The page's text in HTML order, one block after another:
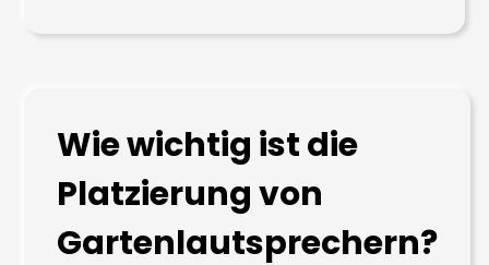
Wie wichtig ist die
Platzierung von
Gartenlautsprechern?